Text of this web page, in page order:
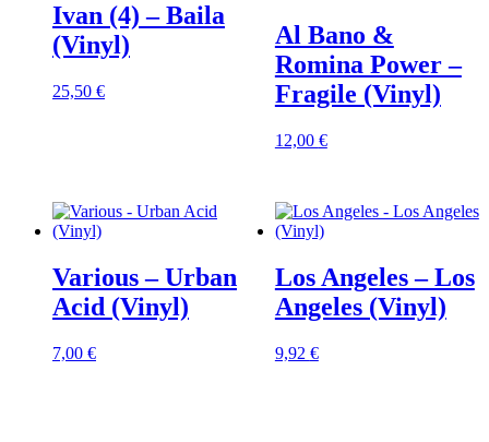
Ivan (4) – Baila
(Vinyl)
25,50 €
Al Bano &
Romina Power –
Fragile (Vinyl)
12,00 €
Various – Urban
Acid (Vinyl)
7,00 €
Los Angeles – Los
Angeles (Vinyl)
9,92 €